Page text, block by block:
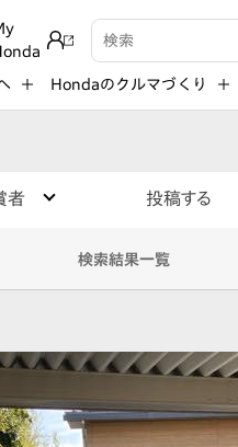
検索キーワード入力
Hondaのクルマづくり
者 投稿する
検索結果一覧